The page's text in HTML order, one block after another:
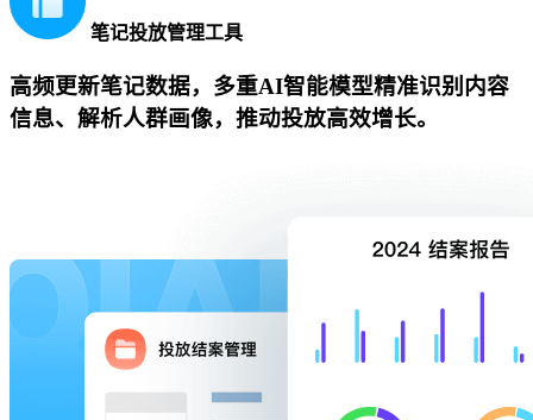
笔记投放管理工具
高频更新笔记数据，多重AI智能模型精准识别内容
信息、解析人群画像，推动投放高效增长。